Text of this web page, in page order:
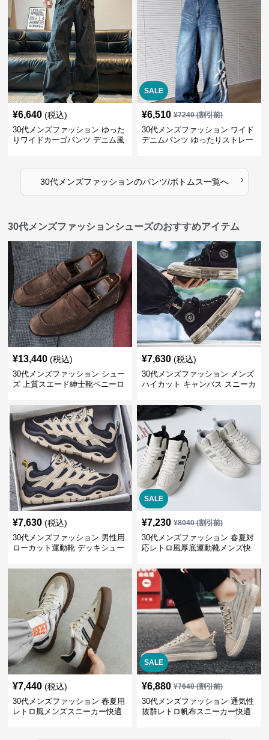
¥6,640 (税込)
30代メンズファッション ゆった
りワイドカーゴパンツ デニム風
SALE
¥6,510 ¥7240(割引前)
30代メンズファッション ワイド
デニムパンツ ゆったりストレー
30代メンズファッションのパンツ/ボトムス一覧へ ›
30代メンズファッションシューズのおすすめアイテム
¥13,440 (税込)
30代メンズファッション シュー
ズ 上質スエード紳士靴ペニーロ
¥7,630 (税込)
30代メンズファッション メンズ
ハイカット キャンバス スニーカ
¥7,630 (税込)
30代メンズファッション 男性用
ローカット運動靴 デッキシュー
SALE
¥7,230 ¥8040(割引前)
30代メンズファッション 春夏対
応レトロ風厚底運動靴メンズ快
¥7,440 (税込)
30代メンズファッション 春夏用
レトロ風メンズスニーカー快適
SALE
¥6,880 ¥7640(割引前)
30代メンズファッション 通気性
抜群レトロ帆布スニーカー快適